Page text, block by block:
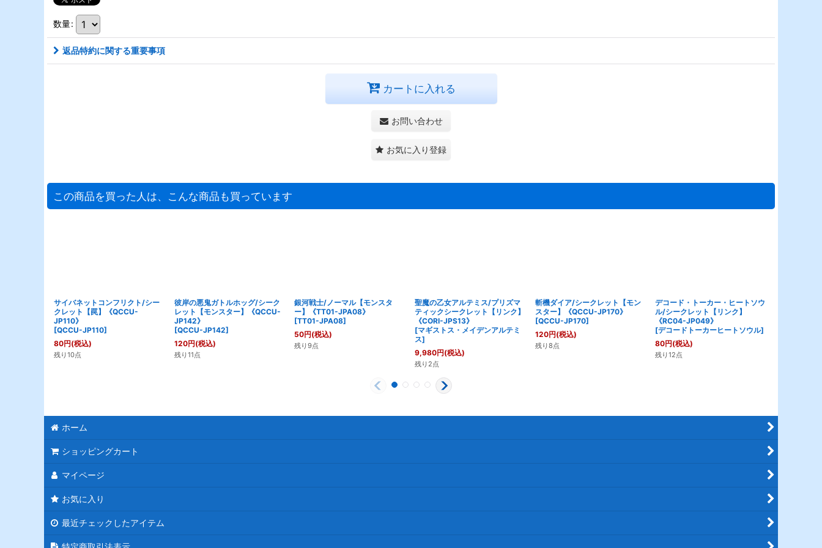
数量:
返品特約に関する重要事項
カートに入れる
お問い合わせ
お気に入り登録
この商品を買った人は、こんな商品も買っています
サイバネットコンフリクト/シー
クレット【罠】《QCCU-
JP110》
[QCCU-JP110]
80円(税込)
残り10点
彼岸の悪鬼ガトルホッグ/シーク
レット【モンスター】《QCCU-
JP142》
[QCCU-JP142]
120円(税込)
残り11点
銀河戦士/ノーマル【モンスタ
ー】《TT01-JPA08》
[TT01-JPA08]
50円(税込)
残り9点
聖魔の乙女アルテミス/プリズマ
ティックシークレット【リンク】
《CORI-JPS13》
[マギストス・メイデンアルテミ
ス]
9,980円(税込)
残り2点
斬機ダイア/シークレット【モン
スター】《QCCU-JP170》
[QCCU-JP170]
120円(税込)
残り8点
デコード・トーカー・ヒートソウ
ル/シークレット【リンク】
《RC04-JP049》
[デコードトーカーヒートソウル]
80円(税込)
残り12点
ホーム
ショッピングカート
マイページ
お気に入り
最近チェックしたアイテム